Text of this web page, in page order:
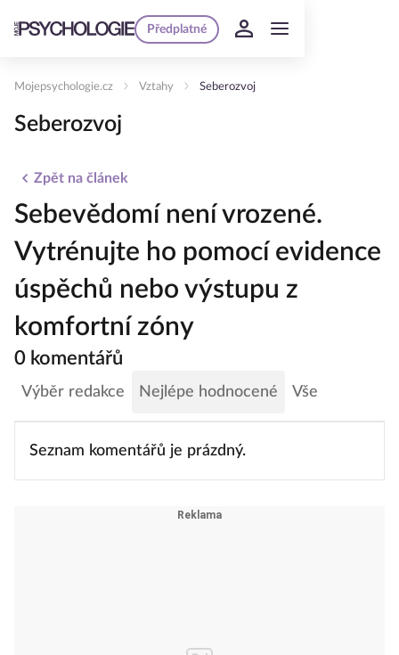
Předplatné
Mojepsychologie.cz Vztahy Seberozvoj
Seberozvoj
Zpět na článek
Sebevědomí není vrozené.
Vytrénujte ho pomocí evidence
úspěchů nebo výstupu z
komfortní zóny
0 komentářů
Výběr redakce Nejlépe hodnocené Vše
Seznam komentářů je prázdný.